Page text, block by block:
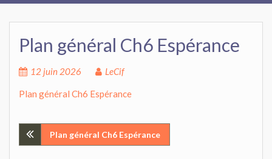
Plan général Ch6 Espérance
12 juin 2026 LeCif
Plan général Ch6 Espérance
Navigation
Plan général Ch6 Espérance